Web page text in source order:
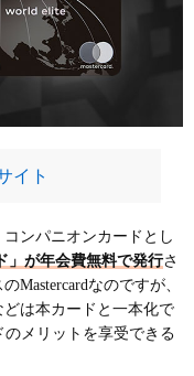
イト
ンパニオンカードとし
」が年会費無料で発行さ
Mastercardなのですが、
は本カードと一本化で
のメリットを享受できる